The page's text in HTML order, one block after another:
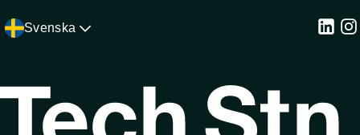
Svenska